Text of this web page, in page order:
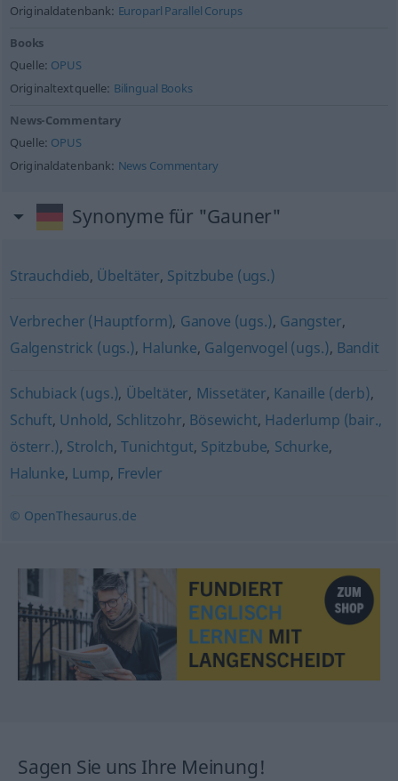
Originaldatenbank: Europarl Parallel Corups
Books
Quelle: OPUS
Originaltextquelle: Bilingual Books
News-Commentary
Quelle: OPUS
Originaldatenbank: News Commentary
Synonyme für "Gauner"
Strauchdieb, Übeltäter, Spitzbube (ugs.)
Verbrecher (Hauptform), Ganove (ugs.), Gangster,
Galgenstrick (ugs.), Halunke, Galgenvogel (ugs.), Bandit
Schubiack (ugs.), Übeltäter, Missetäter, Kanaille (derb),
Schuft, Unhold, Schlitzohr, Bösewicht, Haderlump (bair.,
österr.), Strolch,Tunichtgut, Spitzbube, Schurke,
Halunke, Lump, Frevler
© OpenThesaurus.de
Sagen Sie uns Ihre Meinung!